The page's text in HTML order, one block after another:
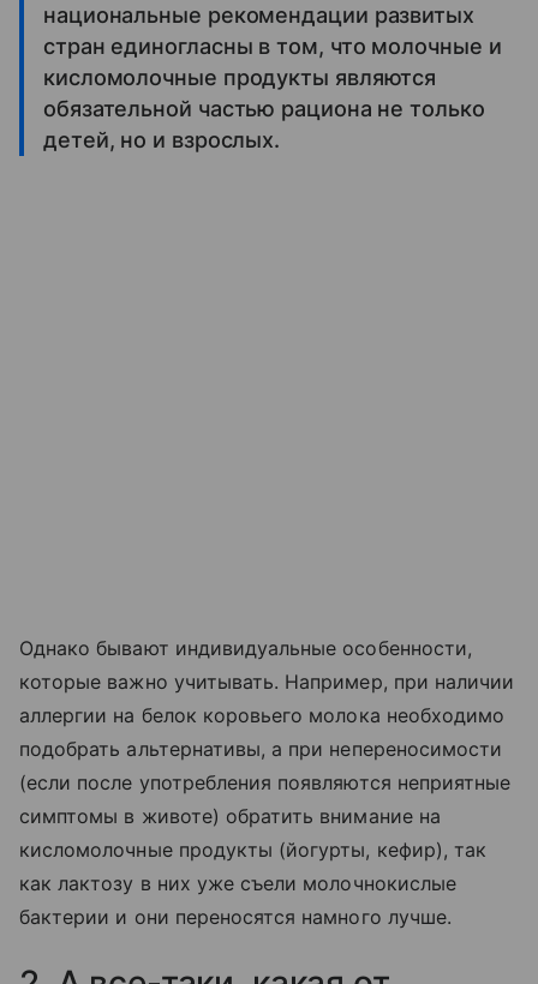
национальные рекомендации развитых
стран единогласны в том, что молочные и
кисломолочные продукты являются
обязательной частью рациона не только
детей, но и взрослых.
Однако бывают индивидуальные особенности,
которые важно учитывать. Например, при наличии
аллергии на белок коровьего молока необходимо
подобрать альтернативы, а при непереносимости
(если после употребления появляются неприятные
симптомы в животе) обратить внимание на
кисломолочные продукты (йогурты, кефир), так
как лактозу в них уже съели молочнокислые
бактерии и они переносятся намного лучше.